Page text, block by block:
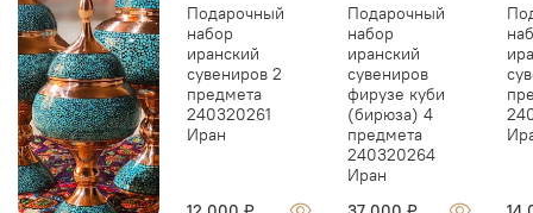
Подарочный
набор
иранский
сувениров 2
предмета
240320261
Иран
Подарочный
набор
иранский
сувениров
фирузе куби
(бирюза) 4
предмета
240320264
Иран